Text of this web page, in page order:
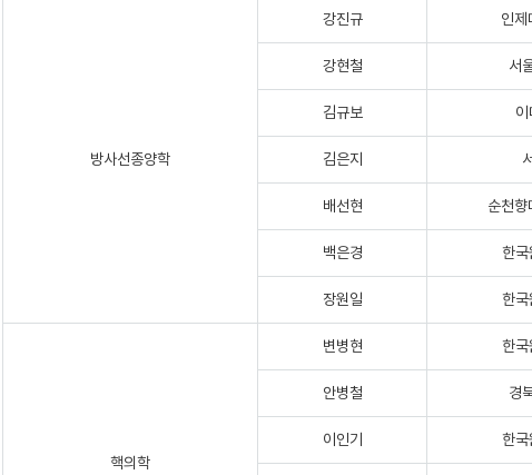
방사선종양학
강진규 인제
강현철 서
김규보
김은지
배선현 순천향
백은경 한국
장원일 한국
핵의학
변병현 한국
안병철 경
이인기 한국